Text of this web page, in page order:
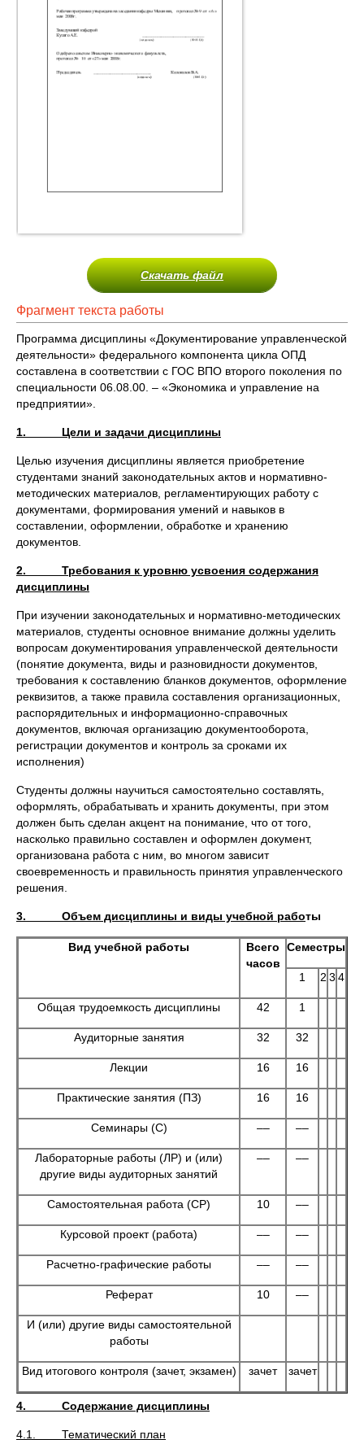
Скачать файл
Фрагмент текста работы
Программа дисциплины «Документирование управленческой
деятельности» федерального компонента цикла ОПД
составлена в соответствии с ГОС ВПО второго поколения по
специальности 06.08.00. – «Экономика и управление на
предприятии».
1. Цели и задачи дисциплины
Целью изучения дисциплины является приобретение
студентами знаний законодательных актов и нормативно-
методических материалов, регламентирующих работу с
документами, формирования умений и навыков в
составлении, оформлении, обработке и хранению
документов.
2. Требования к уровню усвоения содержания
дисциплины
При изучении законодательных и нормативно-методических
материалов, студенты основное внимание должны уделить
вопросам документирования управленческой деятельности
(понятие документа, виды и разновидности документов,
требования к составлению бланков документов, оформление
реквизитов, а также правила составления организационных,
распорядительных и информационно-справочных
документов, включая организацию документооборота,
регистрации документов и контроль за сроками их
исполнения)
Студенты должны научиться самостоятельно составлять,
оформлять, обрабатывать и хранить документы, при этом
должен быть сделан акцент на понимание, что от того,
насколько правильно составлен и оформлен документ,
организована работа с ним, во многом зависит
своевременность и правильность принятия управленческого
решения.
3. Объем дисциплины и виды учебной работы
Вид учебной работы
Всего
часов
Семестры
1 2 3 4
Общая трудоемкость дисциплины 42 1
Аудиторные занятия 32 32
Лекции 16 16
Практические занятия (ПЗ) 16 16
Семинары (С) –– ––
Лабораторные работы (ЛР) и (или)
другие виды аудиторных занятий
–– ––
Самостоятельная работа (СР) 10 ––
Курсовой проект (работа) –– ––
Расчетно-графические работы –– ––
Реферат 10 ––
И (или) другие виды самостоятельной
работы
Вид итогового контроля (зачет, экзамен) зачет зачет
4. Содержание дисциплины
4.1. Тематический план